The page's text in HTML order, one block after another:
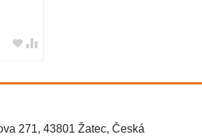
271, 43801 Žatec, Česká